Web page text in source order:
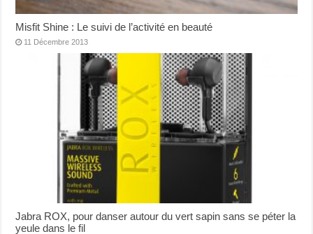
Misfit Shine : Le suivi de l’activité en beauté
11 Décembre 2013
Jabra ROX, pour danser autour du vert sapin sans se péter la
yeule dans le fil